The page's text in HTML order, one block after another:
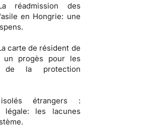
réadmission des
en Hongrie: une
carte de résident de
un progès pour les
de la protection
étrangers :
légale: les lacunes